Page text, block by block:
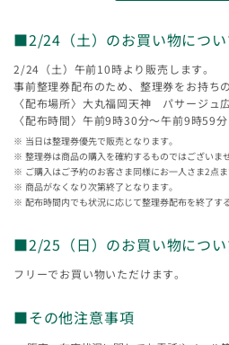
■2/24（土）のお買い物につい
2/24（土）午前10時より販売します。
事前整理券配布のため、整理券をお持ち
〈配布場所〉大丸福岡天神 パサージュ
〈配布時間〉午前9時30分～午前9時59
当日は整理券優先で販売となります。
整理券は商品の購入を確約するものではございませ
ご購入はご予約のお客さま同様にお一人さま2点
商品がなくなり次第終了となります。
配布時間内でも状況に応じて整理券配布を終了す
■2/25（日）のお買い物につい
フリーでお買い物いただけます。
■その他注意事項